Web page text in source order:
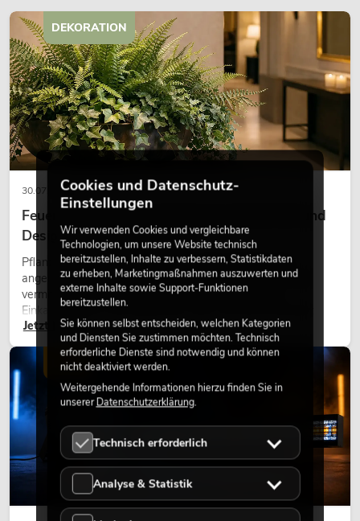
30.07.2026
Feuerhemmende Kunstpflanzen: Sicherheit und
Design perfekt kombiniert
Pflanzen machen Räume lebendig. Sie schaffen eine
angenehme Atmosphäre, verbessern das Ambiente und
vermitteln Natürlichkeit. Ob in Hotels, Restaurants,
Einkaufszentren, Bürogebäuden oder auf Messeständen:
eine hochwertige Begrünung gehört heute längst zum
modernen Raumkonzept.
Jetzt lesen
DEKORATION
LICHT
Cookies und Datenschutz-
Einstellungen
Wir verwenden Cookies und vergleichbare
Technologien, um unsere Website technisch
bereitzustellen, Inhalte zu verbessern, Statistikdaten
zu erheben, Marketingmaßnahmen auszuwerten und
externe Inhalte sowie Support-Funktionen
bereitzustellen.
Sie können selbst entscheiden, welchen Kategorien
und Diensten Sie zustimmen möchten. Technisch
erforderliche Dienste sind notwendig und können
nicht deaktiviert werden.
Weitergehende Informationen hierzu finden Sie in
unsererDatenschutzerklärung.
Technisch erforderlich
Analyse & Statistik